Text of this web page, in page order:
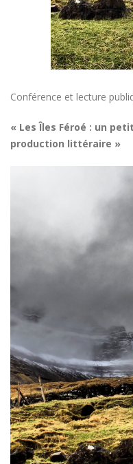
Conférence et lecture
« Les Îles Féroé : un
production littéraire »